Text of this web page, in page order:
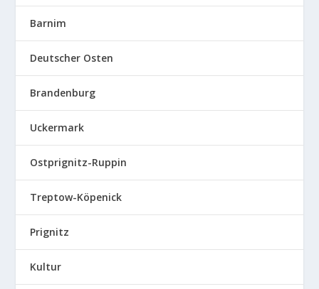
Barnim
Deutscher Osten
Brandenburg
Uckermark
Ostprignitz-Ruppin
Treptow-Köpenick
Prignitz
Kultur